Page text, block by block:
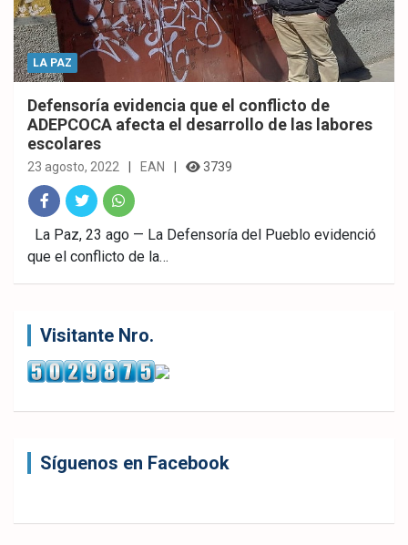
LA PAZ
Defensoría evidencia que el conflicto de
ADEPCOCA afecta el desarrollo de las labores
escolares
23 agosto, 2022 EAN 3739
Fac
ebo
Twitt
er
What
sAp
La Paz, 23 ago — La Defensoría del Pueblo evidenció
que el conflicto de la…
Visitante Nro.
Síguenos en Facebook